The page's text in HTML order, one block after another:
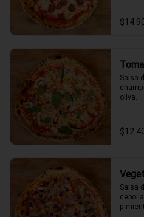
Salsa
oliva.
Salsa